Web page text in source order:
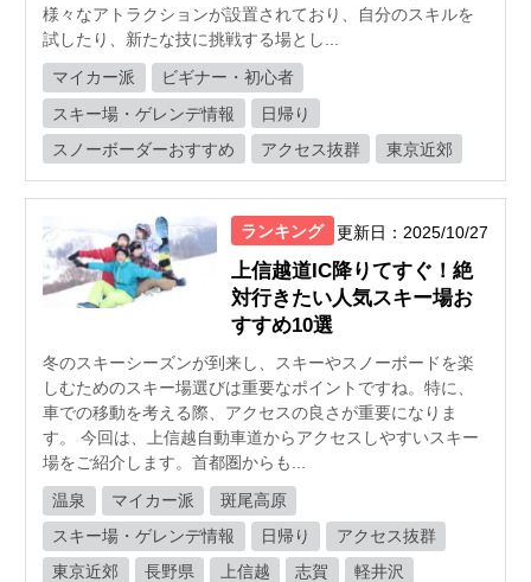
様々なアトラクションが設置されており、自分のスキルを
試したり、新たな技に挑戦する場とし...
マイカー派
ビギナー・初心者
スキー場・ゲレンデ情報
日帰り
スノーボーダーおすすめ
アクセス抜群 東京近郊
ランキング 更新日：2025/10/27
上信越道IC降りてすぐ！絶
対行きたい人気スキー場お
すすめ10選
冬のスキーシーズンが到来し、スキーやスノーボードを楽
しむためのスキー場選びは重要なポイントですね。特に、
車での移動を考える際、アクセスの良さが重要になりま
す。 今回は、上信越自動車道からアクセスしやすいスキー
場をご紹介します。首都圏からも...
温泉 マイカー派
斑尾高原
スキー場・ゲレンデ情報
日帰り
アクセス抜群
東京近郊
長野県 上信越 志賀 軽井沢